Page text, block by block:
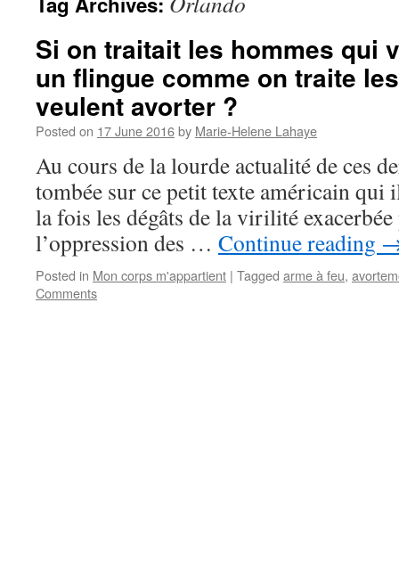
Si on traitait les hommes qui
un flingue comme on traite
veulent avorter ?
Posted on 17 June 2016by Marie-Helene Lahaye
Au cours de la lourde actualité de ces
tombée sur ce petit texte américain qui
la fois les dégâts de la virilité
l’oppression des … Continue reading
Posted in Mon corps m'appartient | Tagged arme à feu,
Comments